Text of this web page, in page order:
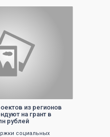
из регионов
на грант в
рублей
социальных